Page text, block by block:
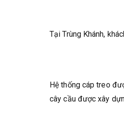
Tại Trùng Khánh,
Hệ thống cáp treo
cây cầu được xây